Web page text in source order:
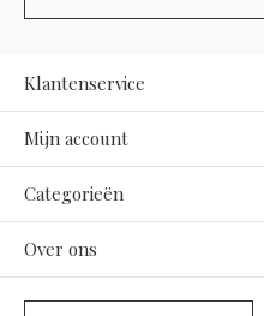
Klantenservice
Mijn account
Categorieën
Over ons